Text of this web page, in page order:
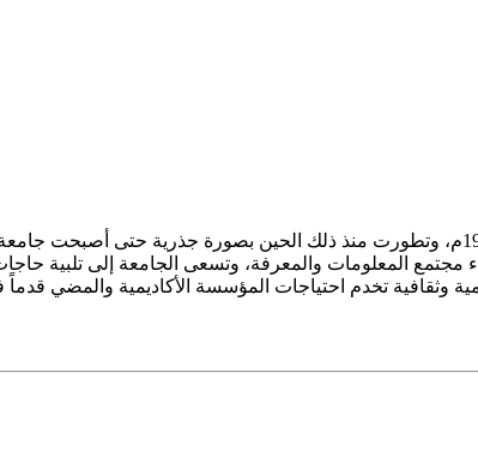
مجتمع المعلومات والمعرفة، وتسعى الجامعة إلى تلبية
وثقافية تخدم احتياجات المؤسسة الأكاديمية والمضي